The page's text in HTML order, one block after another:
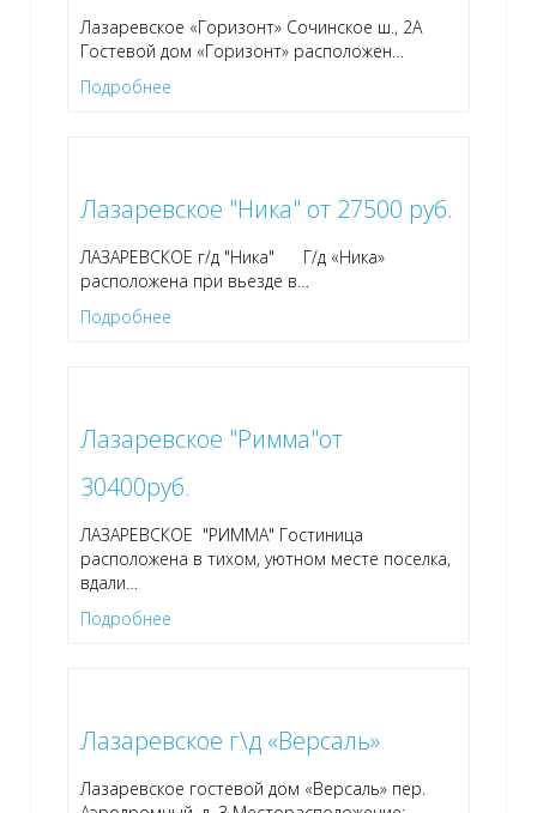
Лазаревское «Горизонт» Сочинское ш., 2А
Гостевой дом «Горизонт» расположен…
Подробнее
Лазаревское "Ника" от 27500 руб.
ЛАЗАРЕВСКОЕ г/д "Ника" Г/д «Ника»
расположена при вьезде в…
Подробнее
Лазаревское "Римма"от
30400руб.
ЛАЗАРЕВСКОЕ "РИММА" Гостиница
расположена в тихом, уютном месте поселка,
вдали…
Подробнее
Лазаревское г\д «Версаль»
Лазаревское гостевой дом «Версаль» пер.